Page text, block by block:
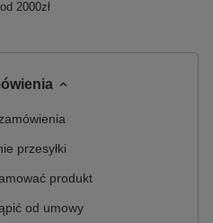
2000zł
przesyłki
produkt
od umowy